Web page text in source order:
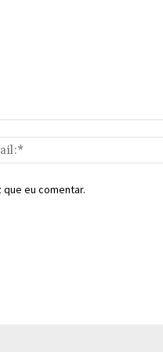
eu comentar.